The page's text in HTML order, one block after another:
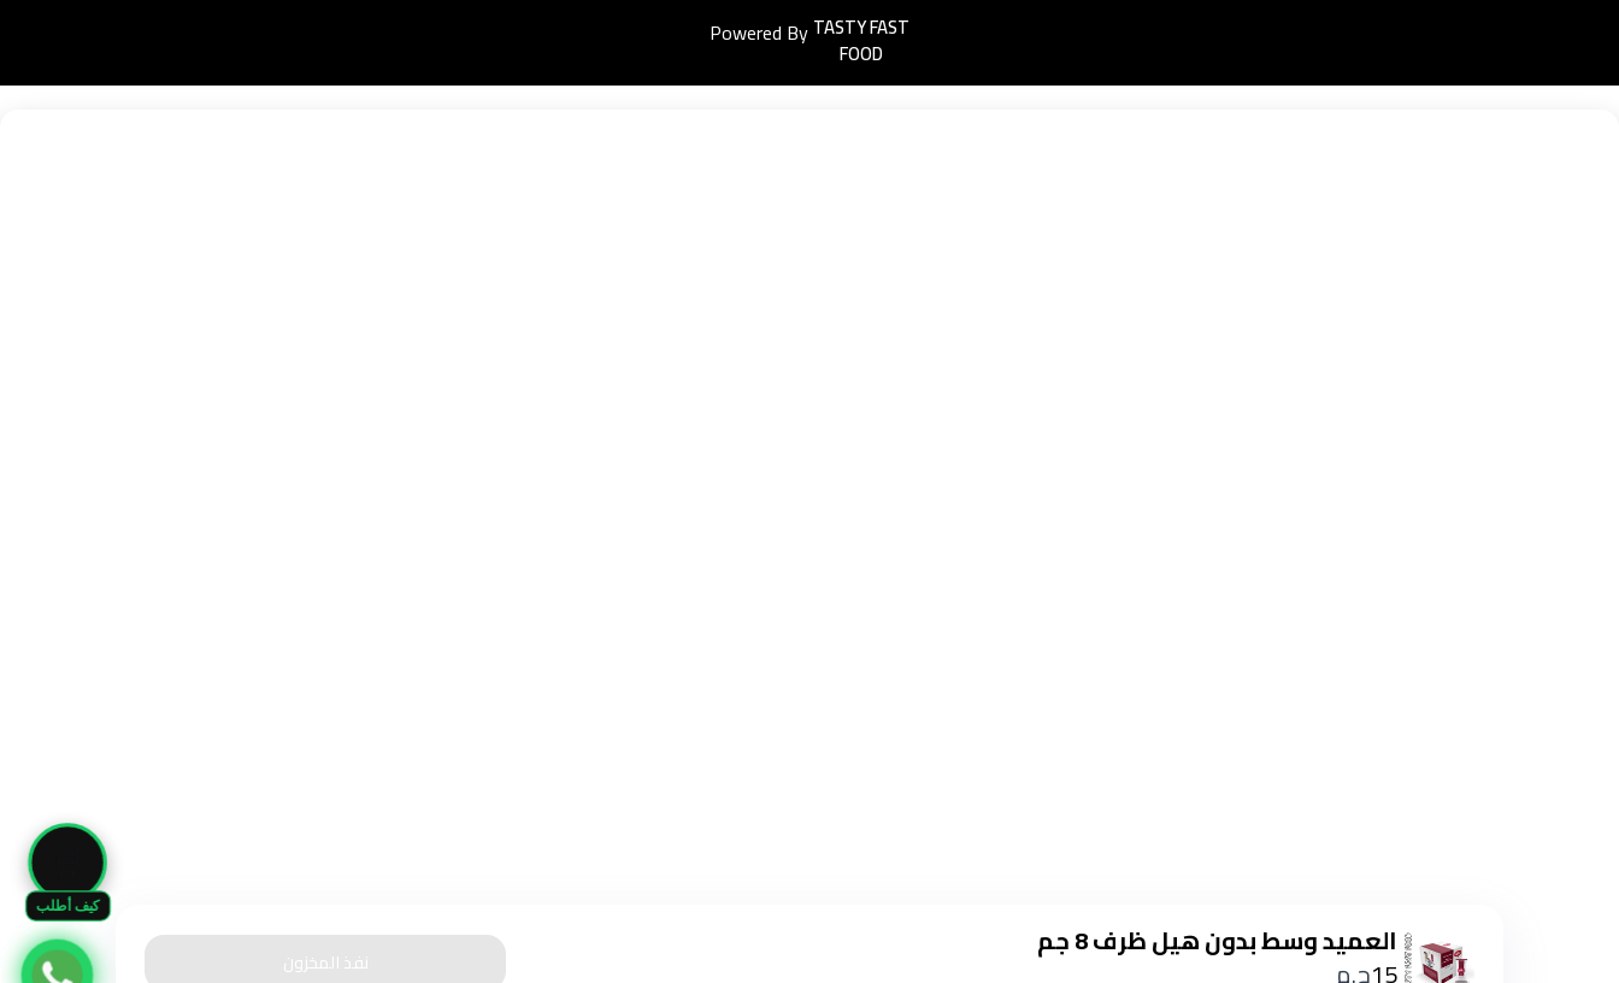
كيف أطلب
العميد وسط بدون هيل ظرف 8 جم
15ج.م نفذ المخزون
Powered ByEasyorders